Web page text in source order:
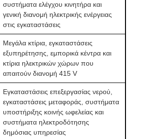
ανύψωση, τοποθέτηση και
σχεδιασμό εγκατάστασης
θεμελίωσης.
συστήματα ελέγχου κινητήρα και
γενική διανομή ηλεκτρικής ενέργειας
στις εγκαταστάσεις
Μεγάλα κτίρια, εγκαταστάσεις
εξυπηρέτησης, εμπορικά κέντρα και
κτίρια ηλεκτρικών χώρων που
απαιτούν διανομή 415 V
Εγκαταστάσεις επεξεργασίας νερού,
εγκαταστάσεις μεταφοράς, συστήματα
υποστήριξης κοινής ωφελείας και
συστήματα ηλεκτροδότησης
δημόσιας υπηρεσίας